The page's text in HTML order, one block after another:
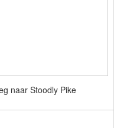
naar Stoodly Pike